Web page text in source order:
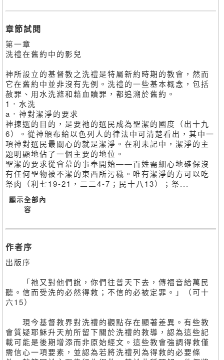
章節試閱
第一章
洗禮在舊約中的影兒
神所設立的基督教之洗禮是特屬新約時期的教會，然而
它在舊約中並非沒有先例。洗禮的一些基本概念，包括
赦罪、用水洗滌和藉血贖罪，都追溯於舊約。
1．水洗
a．神對潔淨的要求
神揀選的目的，是要祂的選民成為聖潔的國度（出十九
6）。從神頒布給以色列人的律法中可清楚看出，其中一
項神對選民最關心的就是潔淨。在利未記中，潔淨的主
題明顯地佔了一個主要的地位。
聖潔的要求從會幕的事奉開始——百姓需細心地確保沒
有任何聖物被不潔的東西所污穢。唯有潔淨的方可以吃
祭肉（利七19-21，二二4-7；民十八13）；祭...
顯示全部內
容
作者序
出版序
「祂又對他們說，你們往普天下去，傳福音給萬民
聽。信而受洗的必然得救；不信的必被定罪。」（可十
六15）
現今基督教界對洗禮的觀點存在顯著差異。有些教
會質疑耶穌升天前所留下關於洗禮的教導，認為這些記
載可能是後期增添而非原始經文。這些教會強調得救僅
需信心一項要素，並認為若將洗禮列為得救的必要條